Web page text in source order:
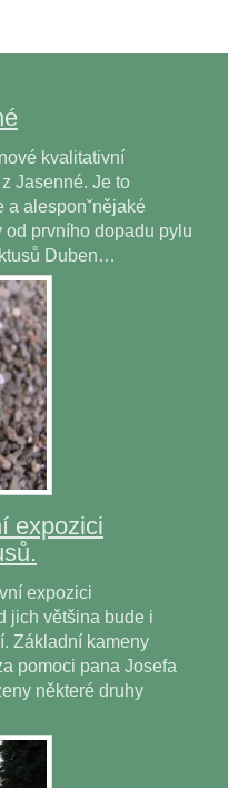
kvalitativní
Jasenné. Je to
a alesponˇnějaké
od prvního dopadu pylu
Duben…
expozici
expozici
jich většina bude i
Základní kameny
pomoci pana Josefa
některé druhy